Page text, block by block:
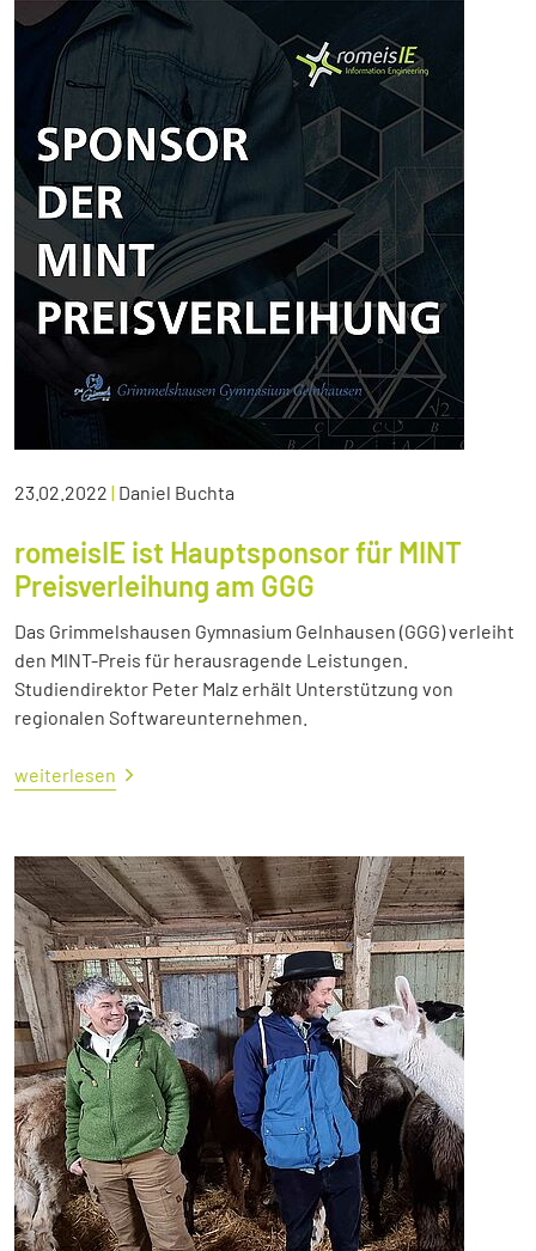
23.02.2022 | Daniel Buchta
romeisIE ist Hauptsponsor für MINT
Preisverleihung am GGG
Das Grimmelshausen Gymnasium Gelnhausen (GGG) verleiht
den MINT-Preis für herausragende Leistungen.
Studiendirektor Peter Malz erhält Unterstützung von
regionalen Softwareunternehmen.
weiterlesen